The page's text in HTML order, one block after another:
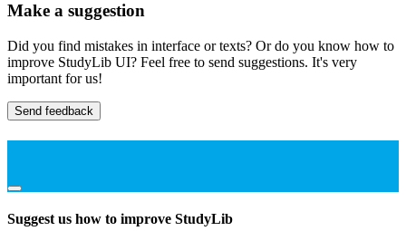
Make a suggestion
Did you find mistakes in interface or texts? Or do you know how to
improve StudyLib UI? Feel free to send suggestions. It's very
important for us!
Send feedback
Suggest us how to improve StudyLib